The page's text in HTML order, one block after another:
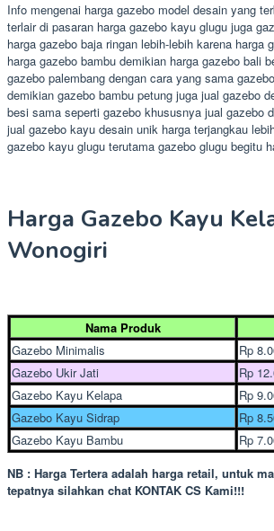
Info mengenai harga gazebo model desain yang
terlair di pasaran harga gazebo kayu glugu juga
harga gazebo baja ringan lebih-lebih karena harga
harga gazebo bambu demikian harga gazebo bali
gazebo palembang dengan cara yang sama
demikian gazebo bambu petung juga jual gazebo
besi sama seperti gazebo khususnya jual gazebo
jual gazebo kayu desain unik harga terjangkau
gazebo kayu glugu terutama gazebo glugu begitu
Harga Gazebo Kayu
Wonogiri
Nama Produk
Gazebo Minimalis
Rp
Gazebo Ukir Jati
Rp
Gazebo Kayu Kelapa
Rp
Gazebo Kayu Sidrap
Rp
Gazebo Kayu Bambu
Rp
NB : Harga Tertera adalah harga retail, untuk
tepatnya silahkan chat KONTAK CS Kami!!!